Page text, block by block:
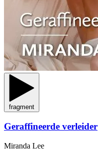
fragment
Geraffineerde verleider
Miranda Lee